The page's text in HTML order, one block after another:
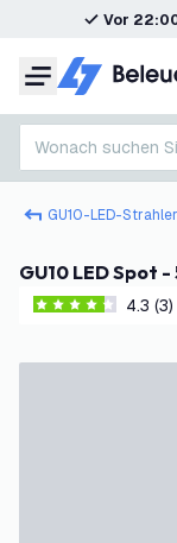
Vor
Menü
Wonach suchen Sie?
GU10-LED-Strahler
GU10 LED
4.3 4.3 (3)